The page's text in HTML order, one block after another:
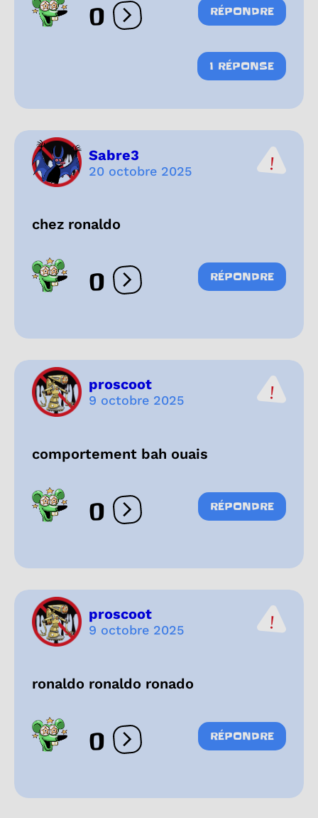
0 Ouvrir les réactions
RÉPONDRE
1 RÉPONSE
Sabre3
20 octobre 2025
chez ronaldo
0 Ouvrir les réactions
RÉPONDRE
proscoot
9 octobre 2025
comportement bah ouais
0 Ouvrir les réactions
RÉPONDRE
proscoot
9 octobre 2025
ronaldo ronaldo ronado
0 Ouvrir les réactions
RÉPONDRE